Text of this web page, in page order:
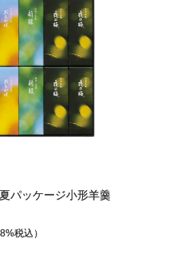
パッケージ小形羊羹
8%税込）